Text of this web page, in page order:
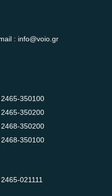
: info@voio.gr
2465-350100
2465-350200
2468-350200
2468-350100
2465-021111